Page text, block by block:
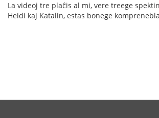
La videoj tre plaĉis al mi, vere treege
Heidi kaj Katalin, estas bonege